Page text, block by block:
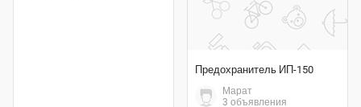
Предохранитель ИП-150
Марат
3 объявления